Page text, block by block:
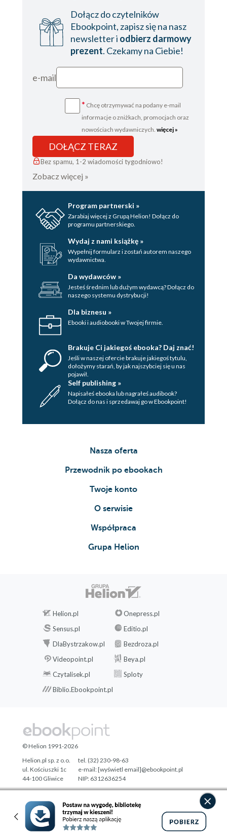
Dołącz do czytelników
Ebookpoint, zapisz się na nasz
newsletter i odbierz darmowy
prezent. Czekamy na Ciebie!
e-mail
* Chcę otrzymywać na podany e-mail
informacje o zniżkach, promocjach oraz
nowościach wydawniczych. więcej »
DOŁĄCZ TERAZ
Bez spamu, 1-2 wiadomości tygodniowo!
Zobacz więcej »
Program partnerski »
Zarabiaj więcej z Grupą Helion! Dołącz do
programu partnerskiego.
Wydaj z nami książkę »
Wypełnij formularz i zostań autorem naszego
wydawnictwa.
Da wydawców »
Jesteś średnim lub dużym wydawcą? Dołącz do
naszego systemu dystrybucji!
Dla biznesu »
Ebooki i audiobooki w Twojej firmie.
Brakuje Ci jakiegoś ebooka? Daj znać!
Jeśli w naszej ofercie brakuje jakiegoś tytulu,
dołożymy starań, by jak najszybciej się u nas
pojawił.
Self publishing »
Napisałeś ebooka lub nagrałeś audibook?
Dołącz do nas i sprzedawaj go w Ebookpoint!
Nasza oferta
Przewodnik po ebookach
Twoje konto
O serwisie
Współpraca
Grupa Helion
Helion.pl
Onepress.pl
Sensus.pl
Editio.pl
DlaBystrzakow.pl
Bezdroza.pl
Videopoint.pl
Beya.pl
Czytalisek.pl
Sploty
Biblio.Ebookpoint.pl
Designed with ♥ byTonik.pl
© Helion 1991-2026
Helion.pl sp. z o.o.
ul. Kościuszki 1c
44-100 Gliwice
tel. (32) 230-98-63
e-mail:[wyświetl email]@ebookpoint.pl
NIP: 6312636254
Regon: 241989027
Pełna wersja strony »